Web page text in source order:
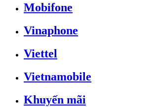
Mobifone
Vinaphone
Viettel
Vietnamobile
Khuyến mãi